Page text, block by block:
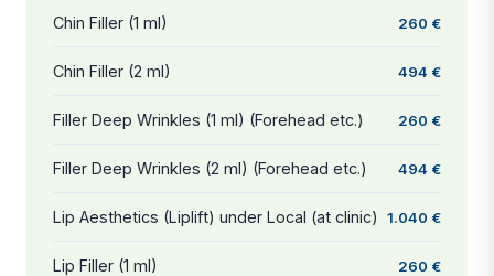
Chin Filler (1 ml) 260 €
Chin Filler (2 ml) 494 €
Filler Deep Wrinkles (1 ml) (Forehead etc.) 260 €
Filler Deep Wrinkles (2 ml) (Forehead etc.) 494 €
Lip Aesthetics (Liplift) under Local (at clinic) 1.040 €
Lip Filler (1 ml) 260 €